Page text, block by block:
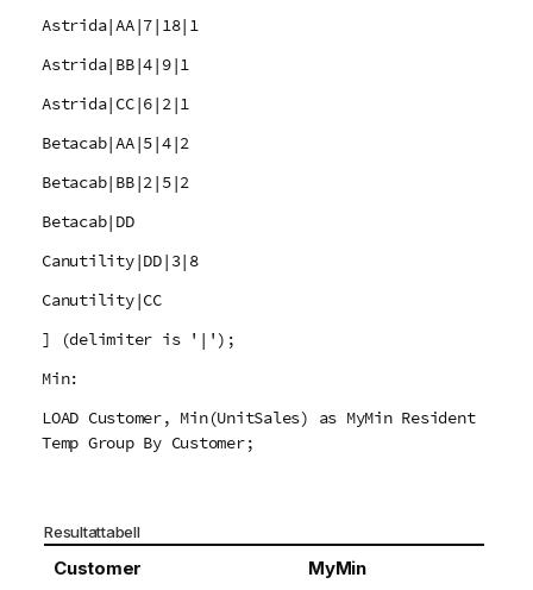
Astrida|AA|7|18|1
Astrida|BB|4|9|1
Astrida|CC|6|2|1
Betacab|AA|5|4|2
Betacab|BB|2|5|2
Betacab|DD
Canutility|DD|3|8
Canutility|CC
] (delimiter is '|');
Min:
LOAD Customer, Min(UnitSales) as MyMin Resident
Temp Group By Customer;
Resultattabell
Customer MyMin